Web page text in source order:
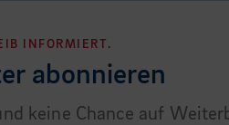
INFORMIERT.
abonnieren
keine Chance auf